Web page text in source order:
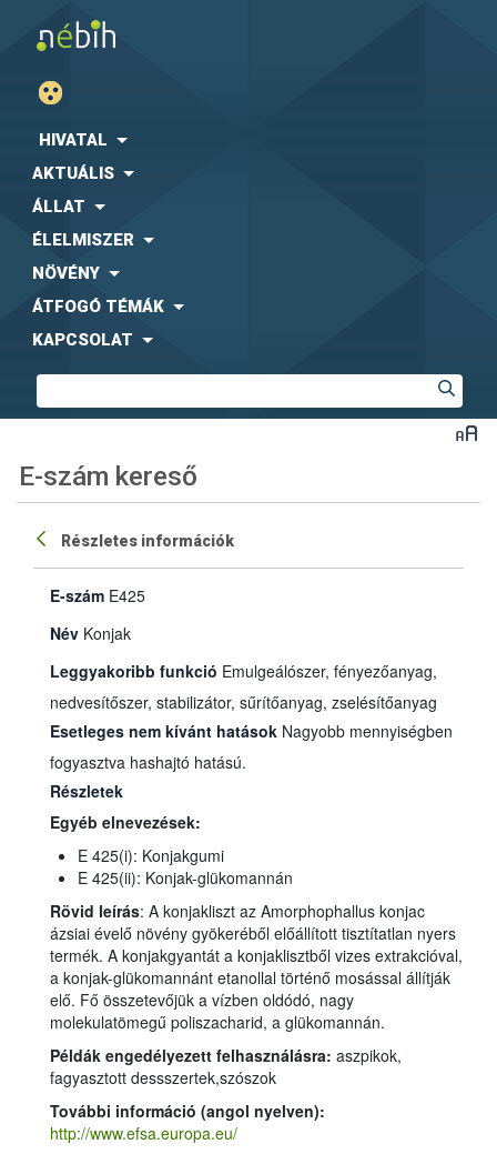
HIVATAL
AKTUÁLIS
ÁLLAT
ÉLELMISZER
NÖVÉNY
ÁTFOGÓ TÉMÁK
KAPCSOLAT
E-szám kereső
Részletes információk
E-szám E425
Név Konjak
Leggyakoribb funkció
nedvesítőszer, stabilizátor, sűrítőanyag, zselésítőanyag
Esetleges nem kívánt hatások
fogyasztva hashajtó hatású.
Részletek
Egyéb elnevezések:
E 425(i): Konjakgumi
E 425(ii): Konjak-glükomannán
Rövid leírás: A konjakliszt az Amorphophallus konjac
ázsiai évelő növény gyökeréből előállított tisztítatlan nyers
termék. A konjakgyantát a konjaklisztből vizes extrakcióval,
a konjak-glükomannánt etanollal történő mosással állítják
elő. Fő összetevőjük a vízben oldódó, nagy
molekulatömegű poliszacharid, a glükomannán.
Példák engedélyezett felhasználásra: aszpikok,
fagyasztott dessszertek,szószok
További információ (angol nyelven):
http://www.efsa.europa.eu/